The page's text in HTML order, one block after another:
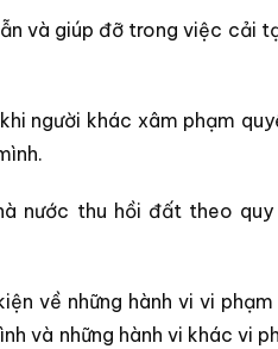
và giúp đỡ trong việc cải
người khác xâm phạm
nước thu hồi đất theo quy
về những hành vi vi phạm
và những hành vi khác vi